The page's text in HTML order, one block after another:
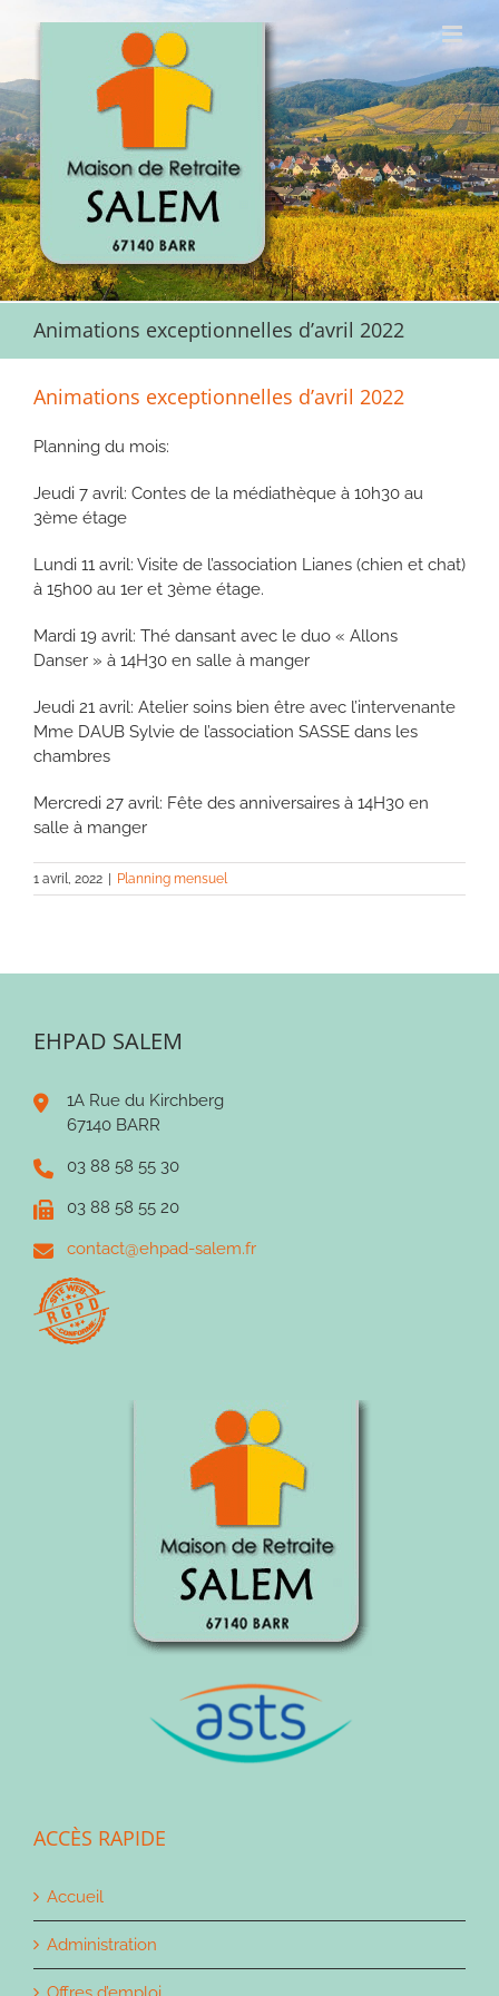
Animations exceptionnelles d’avril 2022
Animations exceptionnelles d’avril 2022
Planning du mois:
Jeudi 7 avril: Contes de la médiathèque à 10h30 au
3ème étage
Lundi 11 avril: Visite de l’association Lianes (chien et chat)
à 15h00 au 1er et 3ème étage.
Mardi 19 avril: Thé dansant avec le duo « Allons
Danser » à 14H30 en salle à manger
Jeudi 21 avril: Atelier soins bien être avec l’intervenante
Mme DAUB Sylvie de l’association SASSE dans les
chambres
Mercredi 27 avril: Fête des anniversaires à 14H30 en
salle à manger
1 avril, 2022 | Planning mensuel
EHPAD SALEM
1A Rue du Kirchberg
67140 BARR
03 88 58 55 30
03 88 58 55 20
contact@ehpad-salem.fr
ACCÈS RAPIDE
Accueil
Administration